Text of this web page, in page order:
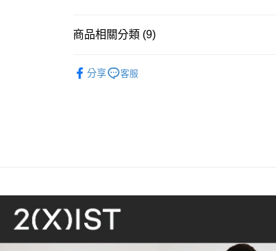
３．收到繳費通知簡訊後14天內，點擊此簡訊中的連
絡購買商品的店家。未經商家同意取消之訂單仍視為
先享後付繳納相關費用。
２．關於個人資料處理事宜，請瀏覽以下網址：
https://aftee.tw/terms/#terms3
３．未成年的使用者請事先徵得法定代理人或監護人
「AFTEE先享後付」，若未經同意申辦者引起之損失
任。
每筆NT$80，滿NT$1,200(含以上)免運費
每筆NT$80，滿NT$1,200(含以上)免運費
澎湖、金門、馬祖、小琉球、綠島、蘭嶼(郵局
每筆NT$125
郵局快捷(隔天到貨，需先line@客服通知小編)
商品相關分類 (9)
內著便利搜-材質 Polyester 聚酯纖維
內著便利搜-尺寸
🧳父親節件裝組福袋｜任選三盒2488元
分享 客服